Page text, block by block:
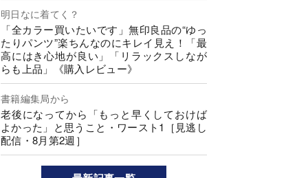
明日なに着てく？
「全カラー買いたいです」無印良品の“ゆっ
たりパンツ”楽ちんなのにキレイ見え！「最
高にはき心地が良い」「リラックスしなが
らも上品」《購入レビュー》
書籍編集局から
老後になってから「もっと早くしておけば
よかった」と思うこと・ワースト1［見逃し
配信・8月第2週］